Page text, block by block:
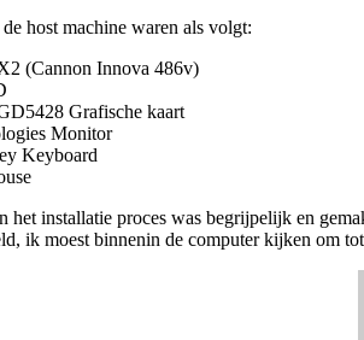
host machine waren als volgt:
(Cannon Innova 486v)
Grafische kaart
Monitor
Keyboard
het installatie proces was begrijpelijk en
ik moest binnenin de computer kijken om